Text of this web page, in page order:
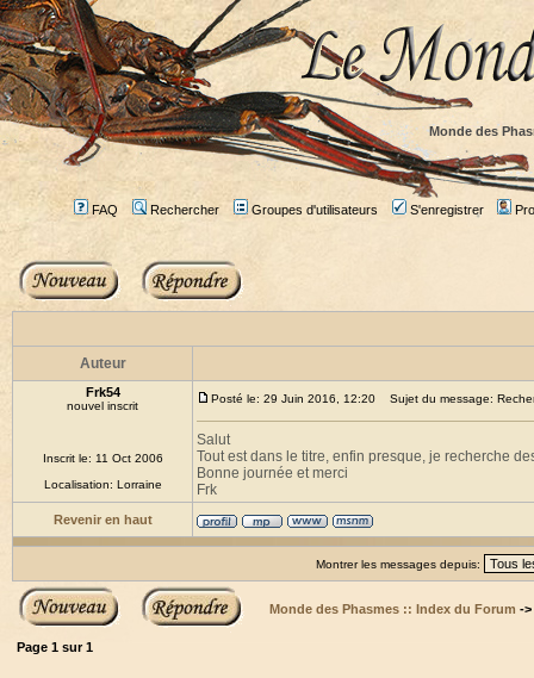
Monde des
FAQ Rechercher Groupes d'utilisateurs S'enregistrer
Auteur
Frk54
nouvel inscrit
Inscrit le: 11 Oct 2006
Localisation: Lorraine
Posté le: 29 Juin 2016, 12:20 Sujet du message:
Salut
Tout est dans le titre, enfin presque, je recherche
Bonne journée et merci
Frk
Revenir en haut
Montrer les messages depuis:
Monde des Phasmes :: Index du Forum ->
Page 1 sur1